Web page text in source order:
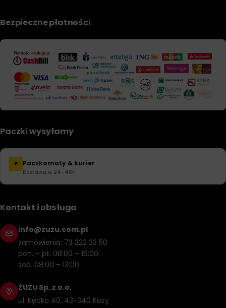
Bezpieczne płatności
Paczki wysyłamy
P Paczkomaty & kurier
Dostawa w 24–48h
Kontakt i obsługa
info@zuzu.com.pl
zamówienia: 73 222 33 50
pon. – pt. 08:00 – 16:00
sob. 08:00 – 13:00
ŻUŻU Sp. z o.o.
ul. Kęcka 40, 43-340 Kozy